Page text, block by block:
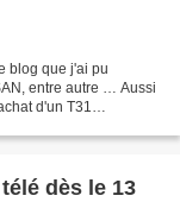
blog que j'ai pu
entre autre … Aussi
d'un T31
dès le 13